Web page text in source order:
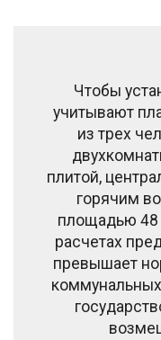
Чтобы
учитывают
из трех
плитой,
горячим
площадью 48
расчетах
превышает